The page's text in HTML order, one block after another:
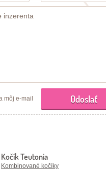
môj e-mail
Kočík Teutonia
Kombinované kočíky